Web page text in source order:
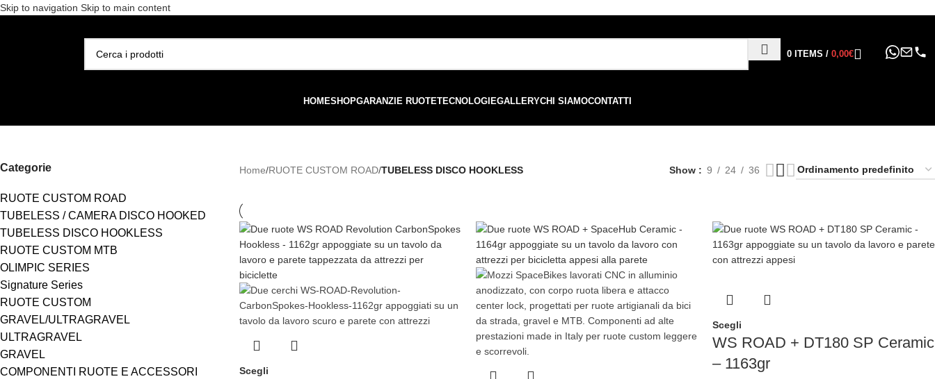
Skip to navigation Skip to main content
0 ITEMS / 0,00€
HOMESHOPGARANZIE RUOTETECNOLOGIEGALLERYCHI SIAMOCONTATTI
Categorie
RUOTE CUSTOM ROAD
TUBELESS / CAMERA DISCO HOOKED
TUBELESS DISCO HOOKLESS
RUOTE CUSTOM MTB
OLIMPIC SERIES
Signature Series
RUOTE CUSTOM
GRAVEL/ULTRAGRAVEL
ULTRAGRAVEL
GRAVEL
COMPONENTI RUOTE E ACCESSORI
Home/RUOTE CUSTOM ROAD/TUBELESS DISCO HOOKLESS Show 9 24 36
Scegli
Scegli
WS ROAD + DT180 SP Ceramic
– 1163gr